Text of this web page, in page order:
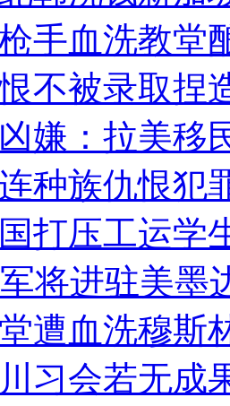
手血洗教堂
不被录取捏
嫌：拉美移
种族仇恨犯
打压工运学
将进驻美墨
遭血洗穆斯
习会若无成